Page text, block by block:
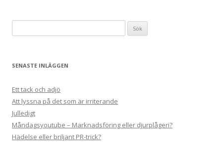
efter:
SENASTE INLÄGGEN
Ett tack och adjö
Att lyssna på det som är irriterande
Julledigt
Måndagsyoutube – Marknadsföring eller djurplågeri?
Hädelse eller briljant PR-trick?